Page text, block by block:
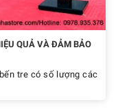
QUẢ VÀ ĐẢM BẢO
tre có số lượng các